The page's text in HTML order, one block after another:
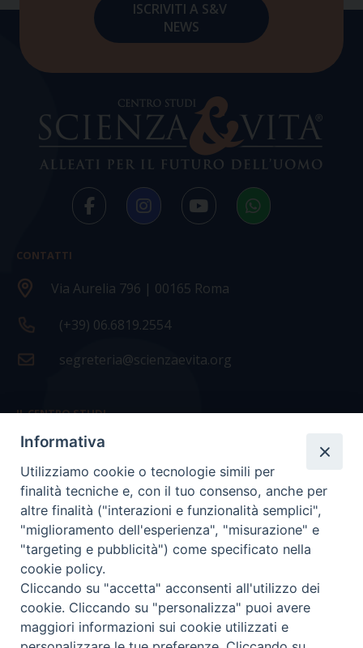
CONTATTI
Via Aurelia 796 | 00165 Roma
(+39) 06.6819.2554
segreteria@scienzaevita.org
IL CENTRO STUDI
La nostra storia
Statuto
Presidenza e ufficio presidenza
Consiglio scientifico
Coordinamento nazionale
Informativa
Utilizziamo cookie o tecnologie simili per
finalità tecniche e, con il tuo consenso, anche per
altre finalità ("interazioni e funzionalità semplici",
"miglioramento dell'esperienza", "misurazione" e
"targeting e pubblicità") come specificato nella
cookie policy.
Cliccando su "accetta" acconsenti all'utilizzo dei
cookie. Cliccando su "personalizza" puoi avere
maggiori informazioni sui cookie utilizzati e